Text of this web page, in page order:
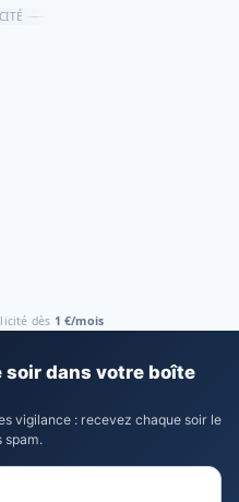
dès 1 €/mois
soir dans votre boîte
vigilance : recevez chaque soir le
spam.